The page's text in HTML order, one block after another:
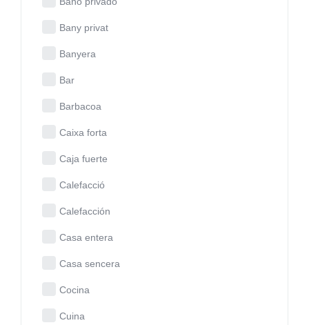
Bany privat
Banyera
Bar
Barbacoa
Caixa forta
Caja fuerte
Calefacció
Calefacción
Casa entera
Casa sencera
Cocina
Cuina